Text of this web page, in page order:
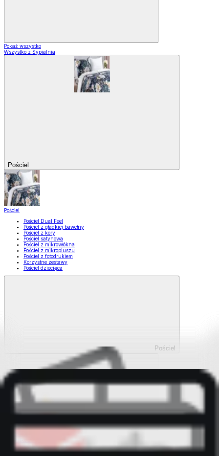
Pokaż wszystko
Wszystko z Sypialnia
Pościel
Pościel
Pościel Dual Feel
Pościel z gładkiej bawełny
Pościel z kory
Pościel satynowa
Pościel z mikrowłókna
Pościel z mikropluszu
Pościel z fotodrukiem
Korzystne zestawy
Pościel dziecięca
Pościel